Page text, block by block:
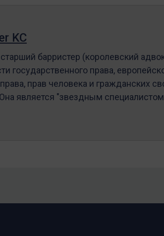
KC
барристер (королевский
государственного права,
прав человека и гражданских
является "звездным